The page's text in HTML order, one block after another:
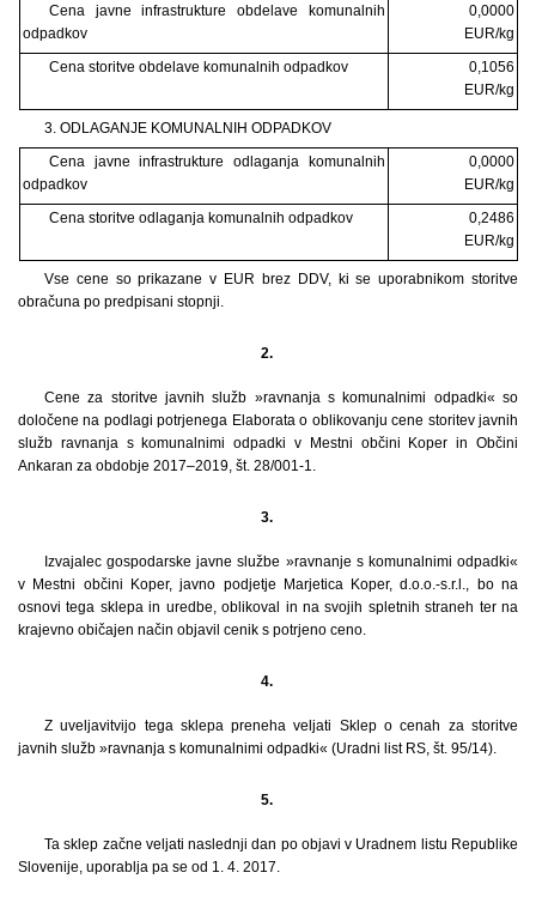
Cena javne infrastrukture obdelave komunalnih
odpadkov
0,0000
EUR/kg
Cena storitve obdelave komunalnih odpadkov
0,1056
EUR/kg
3. ODLAGANJE KOMUNALNIH ODPADKOV
Cena javne infrastrukture odlaganja komunalnih
odpadkov
0,0000
EUR/kg
Cena storitve odlaganja komunalnih odpadkov
0,2486
EUR/kg
Vse cene so prikazane v EUR brez DDV, ki se uporabnikom storitve
obračuna po predpisani stopnji.
2.
Cene za storitve javnih služb »ravnanja s komunalnimi odpadki« so
določene na podlagi potrjenega Elaborata o oblikovanju cene storitev javnih
služb ravnanja s komunalnimi odpadki v Mestni občini Koper in Občini
Ankaran za obdobje 2017–2019, št. 28/001-1.
3.
Izvajalec gospodarske javne službe »ravnanje s komunalnimi odpadki«
v Mestni občini Koper, javno podjetje Marjetica Koper, d.o.o.-s.r.l., bo na
osnovi tega sklepa in uredbe, oblikoval in na svojih spletnih straneh ter na
krajevno običajen način objavil cenik s potrjeno ceno.
4.
Z uveljavitvijo tega sklepa preneha veljati Sklep o cenah za storitve
javnih služb »ravnanja s komunalnimi odpadki« (Uradni list RS, št. 95/14).
5.
Ta sklep začne veljati naslednji dan po objavi v Uradnem listu Republike
Slovenije, uporablja pa se od 1. 4. 2017.